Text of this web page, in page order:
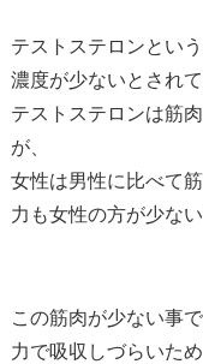
テストステロンとい
濃度が少ないとされて
テストステロンは筋
が、
女性は男性に比べて
力も女性の方が少ない
この筋肉が少ない事
力で吸収しづらいため